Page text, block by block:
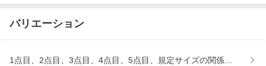
バリエーション
1点目、2点目、3点目、4点目、5点目、規定サイズの関係でメール